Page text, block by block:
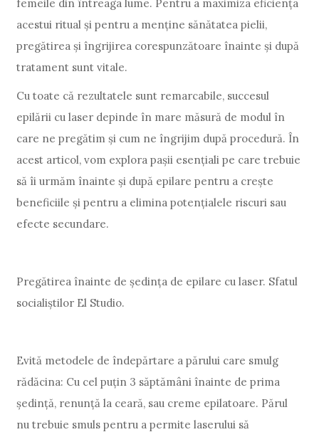
femeile din întreaga lume. Pentru a maximiza eficiența
acestui ritual și pentru a menține sănătatea pielii,
pregătirea și îngrijirea corespunzătoare înainte și după
tratament sunt vitale.
Cu toate că rezultatele sunt remarcabile, succesul
epilării cu laser depinde în mare măsură de modul în
care ne pregătim și cum ne îngrijim după procedură. În
acest articol, vom explora pașii esențiali pe care trebuie
să îi urmăm înainte și după epilare pentru a crește
beneficiile și pentru a elimina potențialele riscuri sau
efecte secundare.
Pregătirea înainte de ședința de epilare cu laser. Sfatul
socialiștilor El Studio.
Evită metodele de îndepărtare a părului care smulg
rădăcina: Cu cel puțin 3 săptămâni înainte de prima
ședință, renunță la ceară, sau creme epilatoare. Părul
nu trebuie smuls pentru a permite laserului să